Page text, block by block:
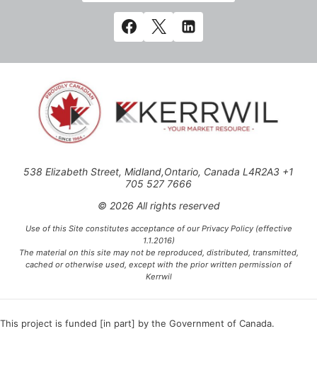
538 Elizabeth Street, Midland,Ontario, Canada L4R2A3 +1
705 527 7666
© 2026 All rights reserved
Use of this Site constitutes acceptance of our Privacy Policy (effective
1.1.2016)
The material on this site may not be reproduced, distributed, transmitted,
cached or otherwise used, except with the prior written permission of
Kerrwil
This project is funded [in part] by the Government of Canada.